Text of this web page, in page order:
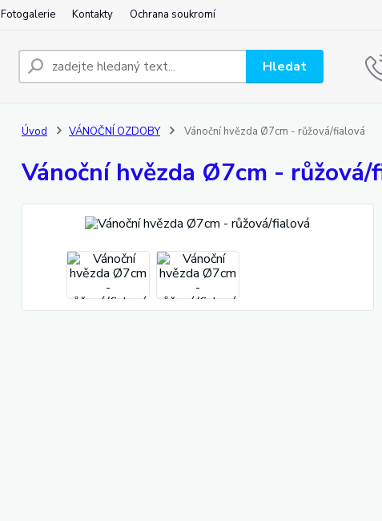
Fotogalerie Kontakty Ochrana soukromí
Hledat
Úvod VÁNOČNÍ OZDOBY Vánoční hvězda Ø7cm - růžová/fialová
Vánoční hvězda Ø7cm - růžová/